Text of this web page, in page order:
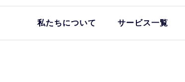
私たちについて サービス一覧